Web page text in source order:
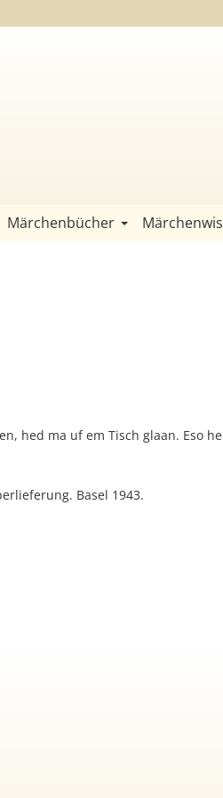
Märchenbücher
hed ma uf em Tisch glaan. Eso
Basel 1943.